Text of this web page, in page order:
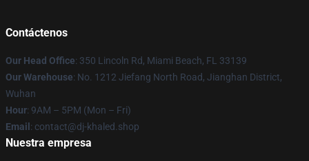
Contáctenos
Our Head Office: 350 Lincoln Rd, Miami Beach, FL 33139
Our Warehouse: No. 1212 Jiefang North Road, Jianghan District,
Wuhan
Hour: 9AM – 5PM (Mon – Fri)
Email : contact@dj-khaled.shop
Nuestra empresa